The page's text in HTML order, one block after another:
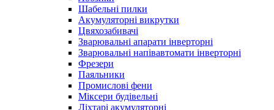
Шабельні пилки
Акумуляторні викрутки
Цвяхозабивачі
Зварювальні апарати інверторні
Зварювальні напівавтомати інверторні
Фрезери
Паяльники
Промислові фени
Міксери будівельні
Ліхтарі акумуляторні